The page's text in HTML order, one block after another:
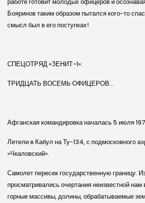
Бояринов таким образом пытался кого-то
смысл был в его поступках!
СПЕЦОТРЯД «ЗЕНИТ-1»:
ТРИДЦАТЬ ВОСЕМЬ ОФИЦЕРОВ…
Афганская командировка началась 5 июля
Летели в Кабул на Ту-134, с подмосковного
«Чкаловский».
Самолет пересек государственную границу.
просматривались очертания неизвестной нам
горные массивы, долины, обрабатываемые